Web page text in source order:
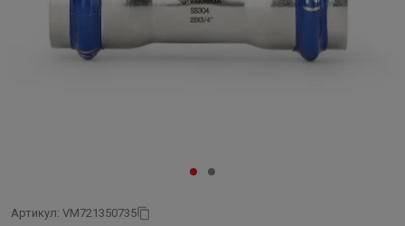
Артикул: VM721350735